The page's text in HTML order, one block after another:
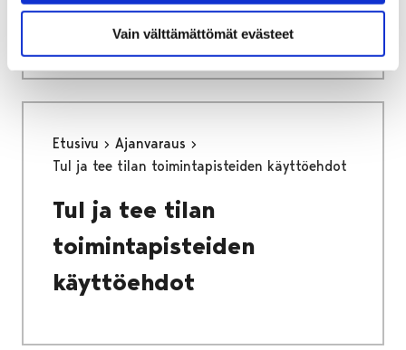
Vain välttämättömät evästeet
Maksut ja hinnasto
Etusivu
Ajanvaraus
Tul ja tee tilan toimintapisteiden käyttöehdot
Tul ja tee tilan
toimintapisteiden
käyttöehdot